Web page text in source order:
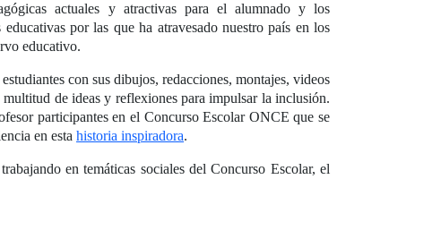
actuales y atractivas para el alumnado y los
por las que ha atravesado nuestro país en los
educativo.
con sus dibujos, redacciones, montajes, videos
de ideas y reflexiones para impulsar la inclusión.
participantes en el Concurso Escolar ONCE que se
en esta historia inspiradora.
en temáticas sociales del Concurso Escolar, el